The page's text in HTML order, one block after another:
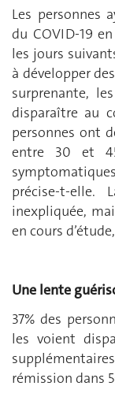
Les personnes
du COVID-19
les jours
à développer
surprenante,
disparaître au
personnes ont
entre 30 et
précise-t-elle.
inexpliquée,
en cours
Une lente
37% des
les voient
rémission dans